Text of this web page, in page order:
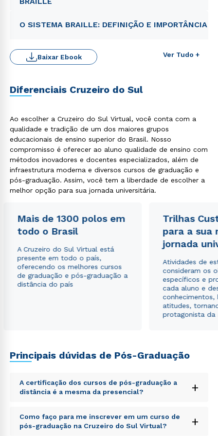
O SISTEMA BRAILLE: DEFINIÇÃO E IMPORTÂNCIA
Ver Tudo +
Baixar Ebook
Diferenciais Cruzeiro do Sul
Ao escolher a Cruzeiro do Sul Virtual, você conta com a
qualidade e tradição de um dos maiores grupos
educacionais de ensino superior do Brasil. Nosso
compromisso é oferecer ao aluno qualidade de ensino com
métodos inovadores e docentes especializados, além de
infraestrutura moderna e diversos cursos de graduação e
pós-graduação. Assim, você tem a liberdade de escolher a
melhor opção para sua jornada universitária.
Mais de 1300 polos em
todo o Brasil
A Cruzeiro do Sul Virtual está
presente em todo o país,
oferecendo os melhores cursos
de graduação e pós-graduação a
distância do país
Trilhas
para a sua
jornada
Atividades de
consideram os
específicos e
cada aluno e
conhecimentos,
atitudes,
protagonista da
Principais dúvidas de Pós-Graduação
A certificação dos cursos de pós-graduação a
distância é a mesma da presencial?
+
Sed ut perspiciatis unde omnis iste natus error sit
voluptatem accusantium doloremque laudantium,
totam rem aperiam, eaque ipsa quae ab illo inventore
Como faço para me inscrever em um curso de
pós-graduação na Cruzeiro do Sul Virtual?
+
Rápido e fácil
WhatsApp
ou
Estou de acordo com aPolítica de Privacidade.
autorizo que meus dados sejam utilizados para o
envio de conteúdos da Cruzeiro do Sul.